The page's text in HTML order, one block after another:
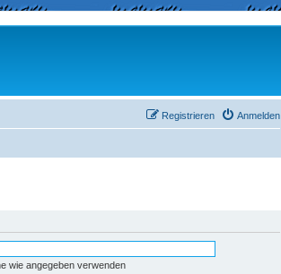
Anmelden
Registrieren
wie angegeben verwenden